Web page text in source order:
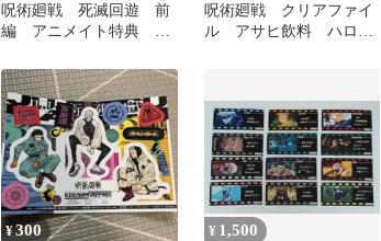
呪術廻戦 死滅回遊 前
編 アニメイト特典 ア
太 非売品
呪術廻戦 クリアファイ
ル アサヒ飲料 ハロウ
¥300 ¥ 1,500